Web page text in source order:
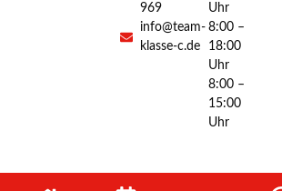
969
info@team-
klasse-c.de
Uhr
8:00 –
18:00
Uhr
8:00 –
15:00
Uhr